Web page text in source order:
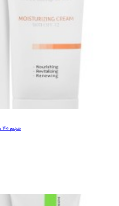
کرم مرطوب کننده مه اسکین حاوی SPF حجم 40 میل